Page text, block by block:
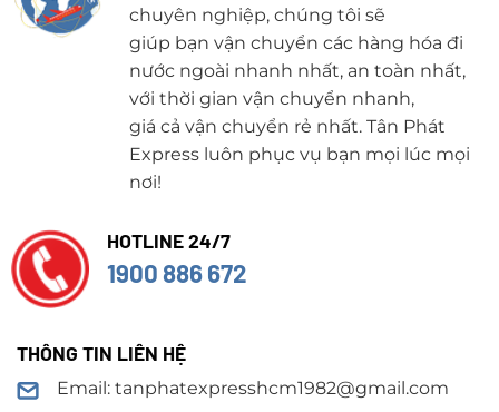
chuyên nghiệp, chúng tôi sẽ
giúp bạn vận chuyển các hàng hóa đi
nước ngoài nhanh nhất, an toàn nhất,
với thời gian vận chuyển nhanh,
giá cả vận chuyển rẻ nhất. Tân Phát
Express luôn phục vụ bạn mọi lúc mọi
nơi!
HOTLINE 24/7
1900 886 672
THÔNG TIN LIÊN HỆ
Email: tanphatexpresshcm1982@gmail.com